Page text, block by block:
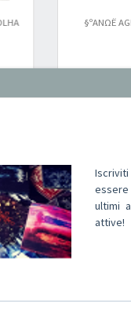
§​º​AN​Ω​Ë
€
ACCOUNT
ultimi
attive!